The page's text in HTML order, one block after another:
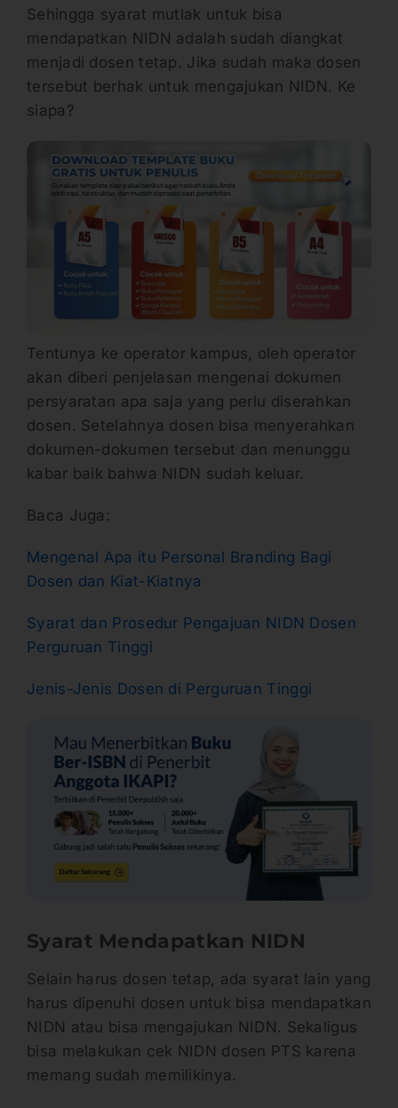
Sehingga syarat mutlak untuk bisa
mendapatkan NIDN adalah sudah diangkat
menjadi dosen tetap. Jika sudah maka dosen
tersebut berhak untuk mengajukan NIDN. Ke
siapa?
Tentunya ke operator kampus, oleh operator
akan diberi penjelasan mengenai dokumen
persyaratan apa saja yang perlu diserahkan
dosen. Setelahnya dosen bisa menyerahkan
dokumen-dokumen tersebut dan menunggu
kabar baik bahwa NIDN sudah keluar.
Baca Juga:
Mengenal Apa itu Personal Branding Bagi
Dosen dan Kiat-Kiatnya
Syarat dan Prosedur Pengajuan NIDN Dosen
Perguruan Tinggi
Jenis-Jenis Dosen di Perguruan Tinggi
Syarat Mendapatkan NIDN
Selain harus dosen tetap, ada syarat lain yang
harus dipenuhi dosen untuk bisa mendapatkan
NIDN atau bisa mengajukan NIDN. Sekaligus
bisa melakukan cek NIDN dosen PTS karena
memang sudah memilikinya.